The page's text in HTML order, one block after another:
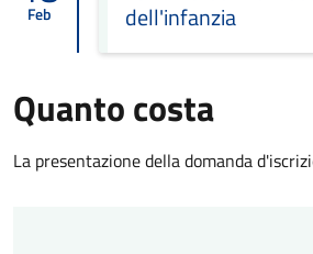
Feb dell'infanzia
Quanto costa
La presentazione della domanda